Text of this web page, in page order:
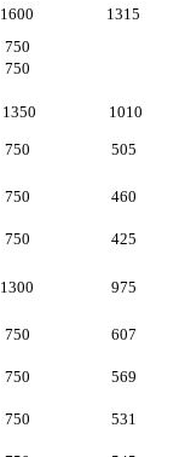
1600
1315
750
750
1350 1010
750 505
750 460
750 425
1300 975
750 607
750 569
750 531